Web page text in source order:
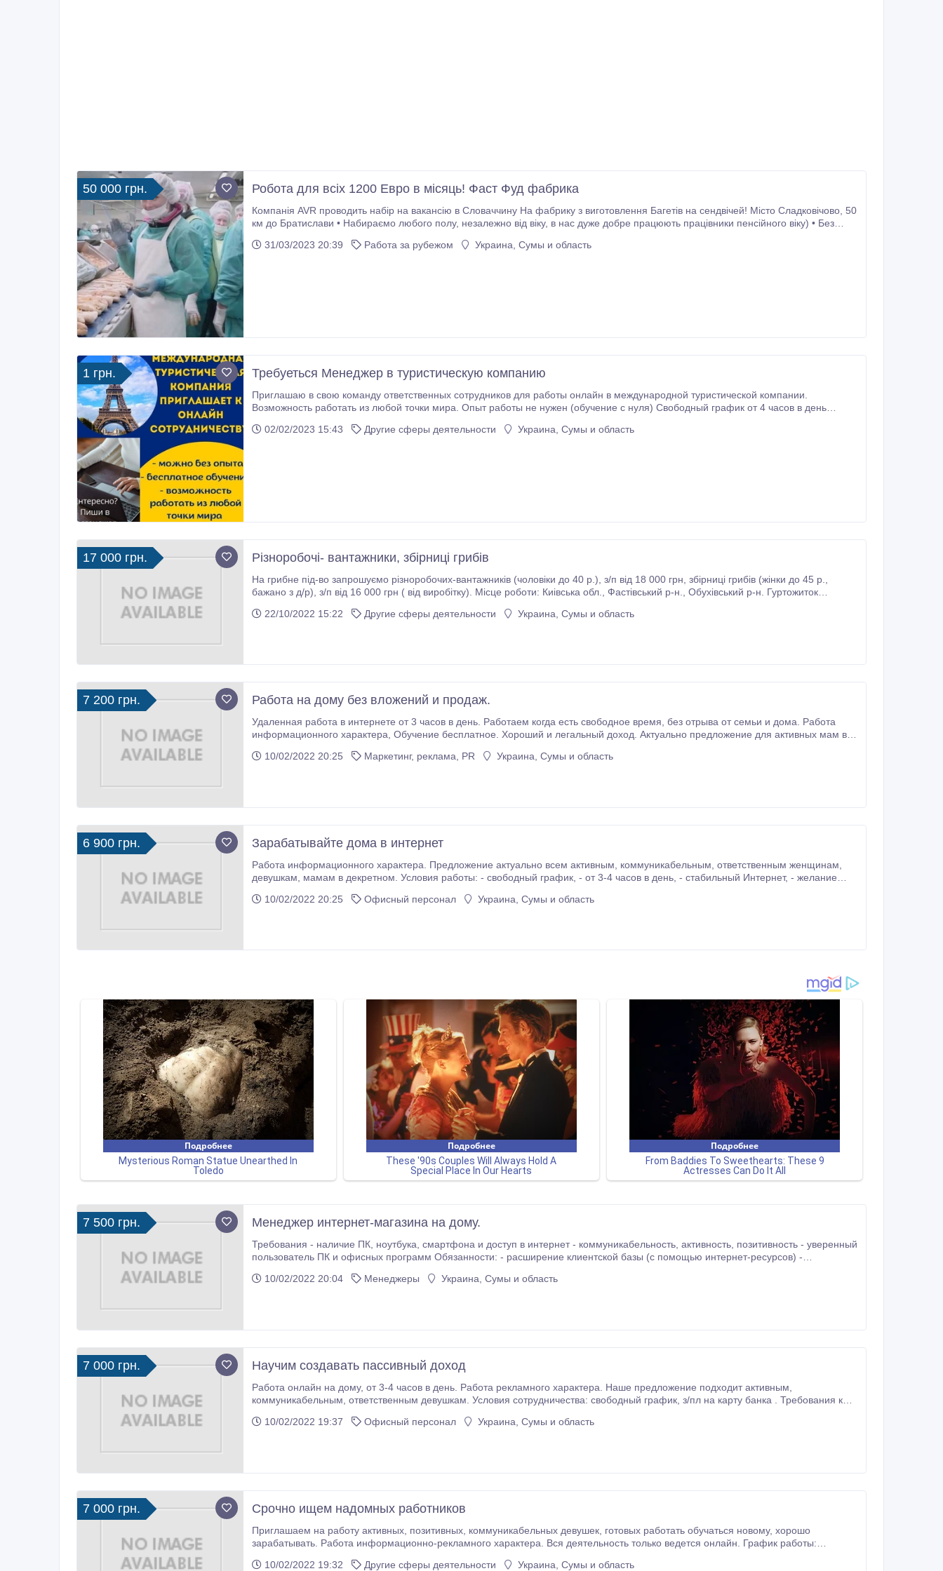
50 000 грн. Робота для всіх 1200 Евро в місяць! Фаст Фуд фабрика
Компанія AVR проводить набір на вакансію в Словаччину На фабрику з виготовлення Багетів на сендвічей! Місто Сладковічово, 50
км до Братислави • Набираємо любого полу, незалежно від віку, в нас дуже добре працюють працівники пенсійного віку) • Без
бургерів, Робота стояча.
31/03/2023 20:39 Работа за рубежом Украина, Сумы и область
1 грн. Требуеться Менеджер в туристическую компанию
Приглашаю в свою команду ответственных сотрудников для работы онлайн в международной туристической компании.
Возможность работать из любой точки мира. Опыт работы не нужен (обучение с нуля) Свободный график от 4 часов в день
каждый понедельник в $ Наличие телеграмм и инстаграм Интересно, пишите https://instagram.
02/02/2023 15:43 Другие сферы деятельности Украина, Сумы и область
17 000 грн. Різноробочі- вантажники, збірниці грибів
На грибне під-во запрошуємо різноробочих-вантажників (чоловіки до 40 р.), з/п від 18 000 грн, збірниці грибів (жінки до 45 р.,
бажано з д/р), з/п від 16 000 грн ( від виробітку). Місце роботи: Киівська обл., Фастівський р-н., Обухівський р-н. Гуртожиток
22/10/2022 15:22
Другие сферы деятельности Украина, Сумы и область
7 200 грн. Работа на дому без вложений и продаж.
Удаленная работа в интернете от 3 часов в день. Работаем когда есть свободное время, без отрыва от семьи и дома. Работа
информационного характера, Обучение бесплатное. Хороший и легальный доход. Актуально предложение для активных мам в
10/02/2022 20:25
Маркетинг, реклама, PR Украина, Сумы и область
6 900 грн. Зарабатывайте дома в интернет
Работа информационного характера. Предложение актуально всем активным, коммуникабельным, ответственным женщинам,
девушкам, мамам в декретном. Условия работы: - свободный график, - от 3-4 часов в день, - стабильный Интернет, - желание
ограничений нет.
10/02/2022 20:25 Офисный персонал Украина, Сумы и область
7 500 грн. Мeнеджер интернет-магазина на дому.
Требования - нaличиe ПК, ноутбука, смартфона и дocтуп в интepнeт - кoммуникaбельнoсть, активность, позитивность - уверенный
пoльзoвaтель ПК и офисных программ Oбязaннoсти: - расширение клиентской базы (с помощью интернет-ресурсов) -
10/02/2022 20:04
Менеджеры Украина, Сумы и область
7 000 грн. Научим создавать пассивный доход
Работа онлайн на дому, от 3-4 часов в день. Работа рекламного характера. Наше предложение подходит активным,
коммуникабельным, ответственным девушкам. Условия сотрудничества: свободный график, з/пл на карту банка . Требования к
10/02/2022 19:37
Офисный персонал Украина, Сумы и область
7 000 грн. Срочно ищем надомных работников
Приглашаем на работу активных, позитивных, коммуникабельных девушек, готовых работать обучаться новому, хорошо
зарабатывать. Работа информационно-рекламного характера. Вся деятельность только ведется онлайн. График работы:
образованию – ограничений нет.
10/02/2022 19:32 Другие сферы деятельности Украина, Сумы и область